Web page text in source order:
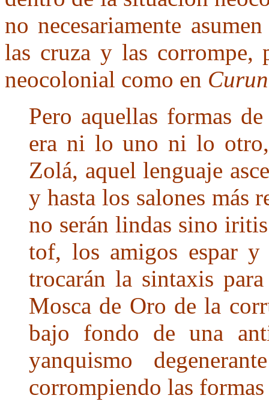
no necesariamente
las cruza y las corrompe,
neocolonial como en
Pero aquellas formas
era ni lo uno ni lo
Zolá, aquel lenguaje
y hasta los salones más
no serán lindas sino
tof, los amigos espar y
trocarán la sintaxis
Mosca de Oro de la
bajo fondo de una
yanquismo
corrompiendo las